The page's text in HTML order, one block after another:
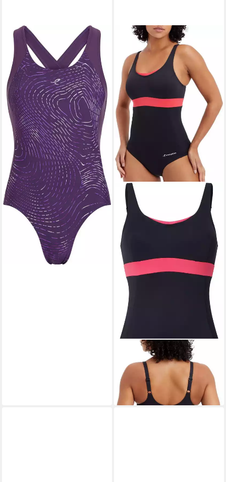
ENERGETICS
Schwimmanzug Da.-
Schwimmanzug Nina W
34,99 €
lieferbar - in 4-5 Werktagen bei dir
ENERGETICS
Badeanzug Da.-Badeanzug FS
Freni III W 902
39,99 €
lieferbar - in 2-3 Werktagen bei dir